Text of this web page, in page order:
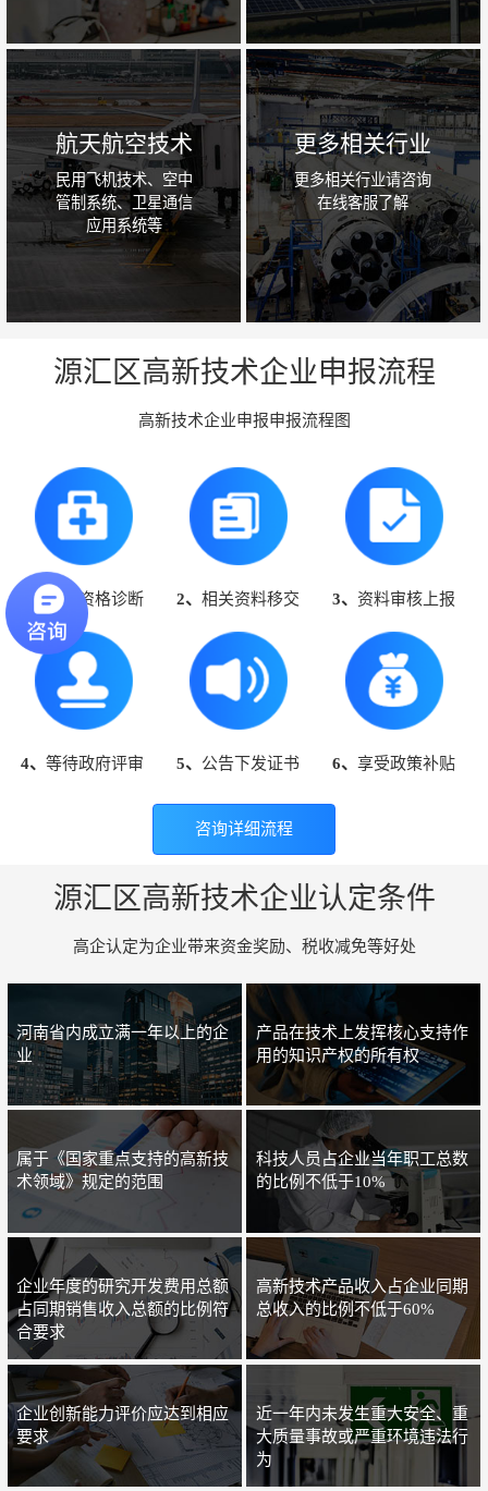
航天航空技术
民用飞机技术、空中
管制系统、卫星通信
应用系统等
更多相关行业
更多相关行业请咨询
在线客服了解
源汇区高新技术企业申报流程
高新技术企业申报申报流程图
1、高企资格诊断 2、 相关资料移交 3、 资料审核上报
4、等待政府评审 5、 公告下发证书 6、 享受政策补贴
咨询详细流程
源汇区高新技术企业认定条件
高企认定为企业带来资金奖励、税收减免等好处
河南省内成立满一年以上的企
业
产品在技术上发挥核心支持作
用的知识产权的所有权
属于《国家重点支持的高新技
术领域》规定的范围
科技人员占企业当年职工总数
的比例不低于10%
企业年度的研究开发费用总额
占同期销售收入总额的比例符
合要求
高新技术产品收入占企业同期
总收入的比例不低于60%
企业创新能力评价应达到相应
要求
近一年内未发生重大安全、重
大质量事故或严重环境违法行
为